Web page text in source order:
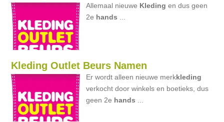
Allemaal nieuwe Kleding en dus geen
2e hands
Kleding Outlet Beurs Namen
Er wordt alleen nieuwe merkkleding
verkocht door winkels en boetieks, dus
geen 2e hands